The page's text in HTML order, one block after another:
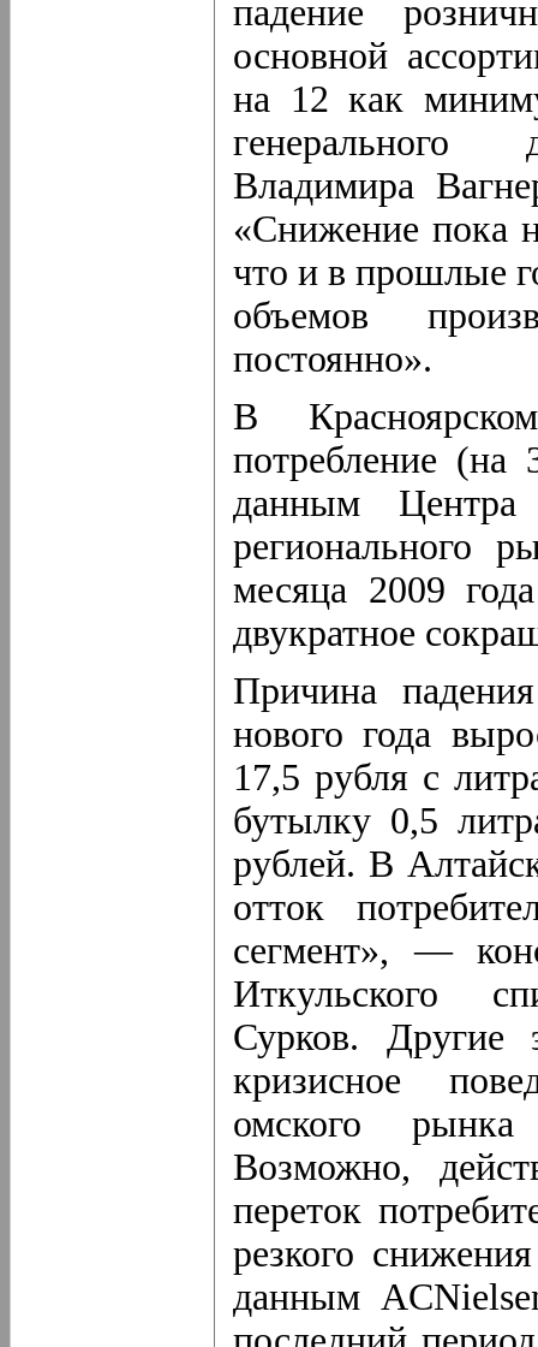
падение
основной
на 12 как
генерального
Владимира
«Снижение пока
что и в прошлые
объемов
постоянно».
В
потребление (на
данным Центра
регионального
месяца 2009
двукратное
Причина
нового года
17,5 рубля с
бутылку 0,5
рублей. В
отток
сегмент», —
Иткульского
Сурков. Другие
кризисное
омского рынка
Возможно,
переток
резкого
данным